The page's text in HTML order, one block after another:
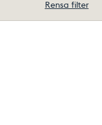
Rensa filter